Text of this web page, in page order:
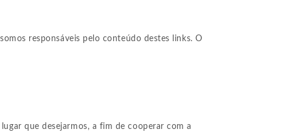
responsáveis pelo conteúdo destes links. O
que desejarmos, a fim de cooperar com a